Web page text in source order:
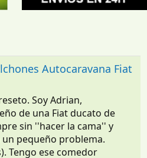
Autocaravana Fiat
Soy Adrian,
de una Fiat ducato de
sin ''hacer la cama'' y
pequeño problema.
Tengo ese comedor